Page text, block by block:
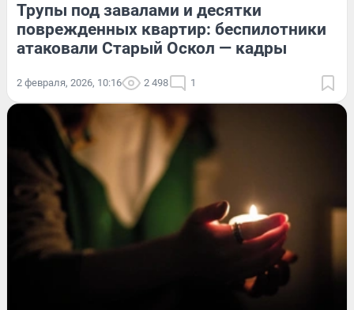
Трупы под завалами и десятки
поврежденных квартир: беспилотники
атаковали Старый Оскол — кадры
2 февраля, 2026, 10:16 2 498 1